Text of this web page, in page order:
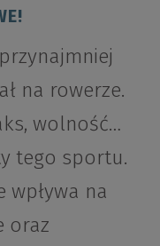
na rowerze.
wolność…
tego sportu.
wpływa na
oraz